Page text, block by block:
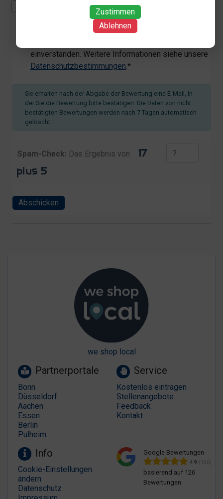
Zustimmen
Ablehnen
Mit der Erhebung, Verarbeitung und Nutzung meiner
personenbezogenen Daten (Angaben, Datum und
Uhrzeit der Bewertungsabgabe, Referrer-URL) zum
einverstanden. Weitere Informationen siehe unsere
Datenschutzbestimmungen.*
Sie erhalten nach der Abgabe der Bewertung eine E-Mail, in
der Sie die Bewertung bitte bestätigen. Die Daten von nicht
bestätigten Bewertungen werden nach 7 Tagen automatisch
gelöscht.
Spam-Check: Das Ergebnis von
Abschicken
we shop local
Partnerportale
Bonn
Düsseldorf
Aachen
Essen
Berlin
Pulheim
Service
Kostenlos eintragen
Stellenangebote
Feedback
Kontakt
Info
Cookie-Einstellungen
ändern
Datenschutz
Google Bewertungen
4.9 (126)
basierend auf 126
Bewertungen